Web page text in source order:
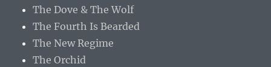
The Dove & The Wolf
The Fourth Is Bearded
The New Regime
The Orchid